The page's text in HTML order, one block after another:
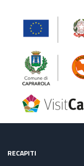
RECAPITI